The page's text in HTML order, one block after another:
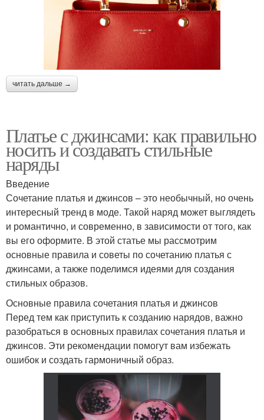
читать дальше →
Платье с джинсами: как правильно
носить и создавать стильные
наряды
Введение
Сочетание платья и джинсов – это необычный, но очень
интересный тренд в моде. Такой наряд может выглядеть
и романтично, и современно, в зависимости от того, как
вы его оформите. В этой статье мы рассмотрим
основные правила и советы по сочетанию платья с
джинсами, а также поделимся идеями для создания
стильных образов.
Основные правила сочетания платья и джинсов
Перед тем как приступить к созданию нарядов, важно
разобраться в основных правилах сочетания платья и
джинсов. Эти рекомендации помогут вам избежать
ошибок и создать гармоничный образ.